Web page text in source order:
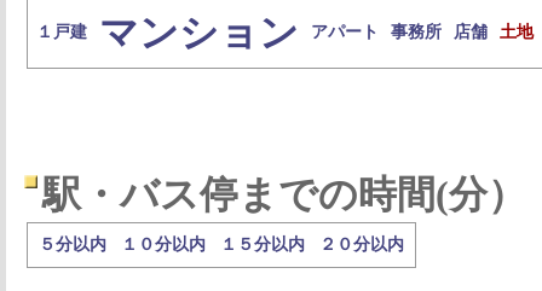
１戸建 マンション アパート 事務所 店舗 土地
駅・バス停までの時間(分）
５分以内 １０分以内 １５分以内 ２０分以内